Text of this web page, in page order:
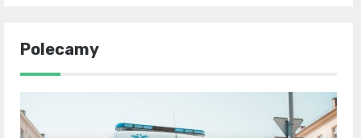
Polecamy